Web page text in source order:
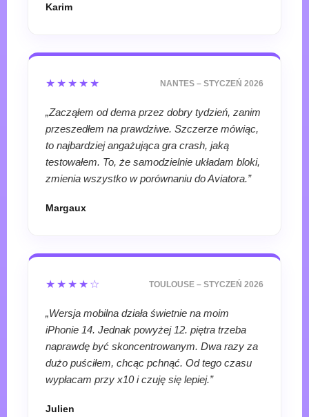
Karim
★★★★★ NANTES – STYCZEŃ 2026
„Zacząłem od dema przez dobry tydzień, zanim
przeszedłem na prawdziwe. Szczerze mówiąc,
to najbardziej angażująca gra crash, jaką
testowałem. To, że samodzielnie układam bloki,
zmienia wszystko w porównaniu do Aviatora.”
Margaux
★★★★☆ TOULOUSE – STYCZEŃ 2026
„Wersja mobilna działa świetnie na moim
iPhonie 14. Jednak powyżej 12. piętra trzeba
naprawdę być skoncentrowanym. Dwa razy za
dużo puściłem, chcąc pchnąć. Od tego czasu
wypłacam przy x10 i czuję się lepiej.”
Julien